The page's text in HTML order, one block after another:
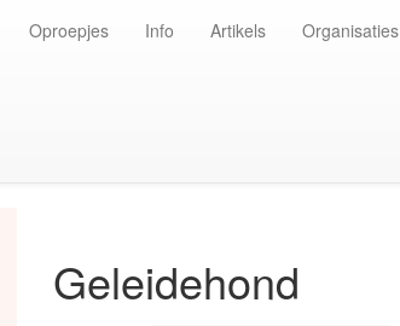
Oproepjes Info Artikels Organisaties
Geleidehond